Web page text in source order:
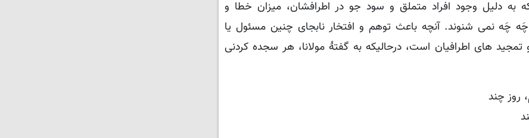
به دلیل وجود افراد متملق و سود جو در اطرافشان، میزان خطا و
چَه نمی شنوند. آنچه باعث توهم و افتخار نابجای چنین مسئول یا
های اطرافیان است، درحالیکه به گفتۀ مولانا، هر سجده کردنی
روز چند